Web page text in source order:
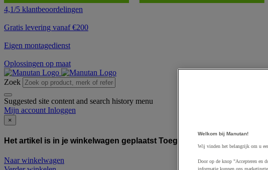
4,1/5 klantbeoordelingen
Gratis levering vanaf €200
Eigen montagedienst
Oplossingen op maat
Zoek
Suggested site content and search history menu
Mijn account Inloggen
×
Het artikel is in je winkelwagen geplaatst Toegevoegd aan
Naar winkelwagen
Welkom bij Manutan!
Wij vinden het belangrijk om u
Door op de knop "Accepteren en
informatie kunnen ons